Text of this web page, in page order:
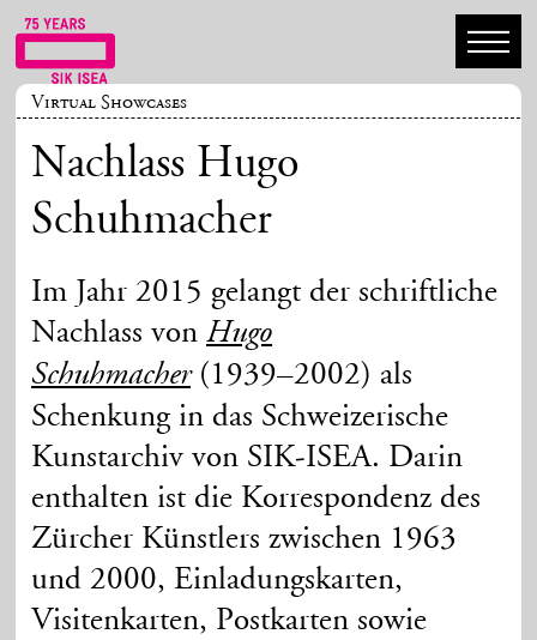
Virtual Showcases
Nachlass Hugo
Schuhmacher
Im Jahr 2015 gelangt der schriftliche
Nachlass vonHugo
Schuhmacher(1939–2002) als
Schenkung in das Schweizerische
Kunstarchiv von SIK-ISEA. Darin
enthalten ist die Korrespondenz des
Zürcher Künstlers zwischen 1963
und 2000, Einladungskarten,
Visitenkarten, Postkarten sowie